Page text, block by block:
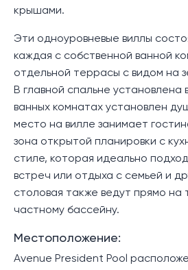
крышами.
Эти одноуровневые виллы
каждая с собственной ванной
отдельной террасы с видом на
В главной спальне установлена
ванных комнатах установлен
место на вилле занимает
зона открытой планировки с
стиле, которая идеально
встреч или отдыха с семьей и
столовая также ведут прямо на
частному бассейну.
Местоположение:
Avenue President Pool